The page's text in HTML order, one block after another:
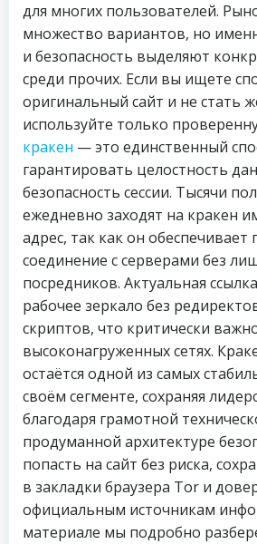
для многих пользователей.
множество вариантов, но
и безопасность выделяют
среди прочих. Если вы ищете
оригинальный сайт и не стать
используйте только
кракен — это единственный
гарантировать целостность
безопасность сессии. Тысячи
ежедневно заходят на кракен
адрес, так как он обеспечивает
соединение с серверами без
посредников. Актуальная
рабочее зеркало без
скриптов, что критически
высоконагруженных сетях.
остаётся одной из самых
своём сегменте, сохраняя
благодаря грамотной
продуманной архитектуре
попасть на сайт без риска,
в закладки браузера Tor и
официальным источникам
материале мы подробно